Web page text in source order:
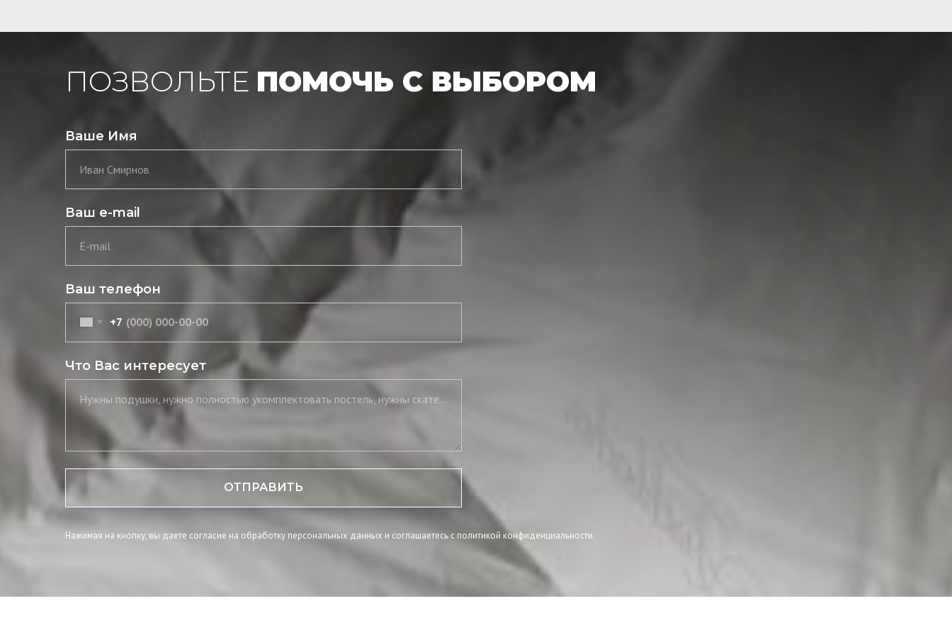
ПОЗВОЛЬТЕ ПОМОЧЬ С ВЫБОРОМ
Ваше Имя
Иван Смирнов
Ваш e-mail
E-mail
Ваш телефон
+7
Что Вас интересует
Нужны подушки, нужно полностью укомплектовать постель, нужны скатерть и салфетки
ОТПРАВИТЬ
Нажимая на кнопку, вы даете согласие на обработку персональных данных и соглашаетесь c политикой конфиденциальности.